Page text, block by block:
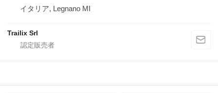
イタリア, Legnano MI
Trailix Srl